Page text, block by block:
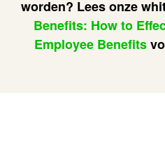
worden? Lees onze
Benefits: How to
Employee Benefits